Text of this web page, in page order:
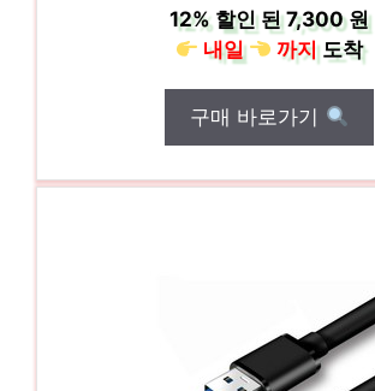
12%할인 된7,300 원
내일
까지도착
구매 바로가기